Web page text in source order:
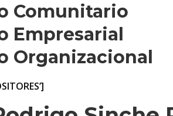
Comunitario
Empresarial
Organizacional